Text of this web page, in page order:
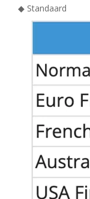
◆ Standaard